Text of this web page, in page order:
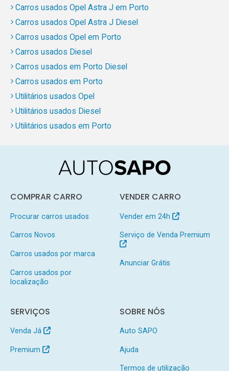
Carros usados Opel Astra J em Porto
Carros usados Opel Astra J Diesel
Carros usados Opel em Porto
Carros usados Diesel
Carros usados em Porto Diesel
Carros usados em Porto
Utilitários usados Opel
Utilitários usados Diesel
Utilitários usados em Porto
COMPRAR CARRO
Procurar carros usados
Carros Novos
Carros usados por marca
Carros usados por
localização
VENDER CARRO
Vender em 24h
Serviço de Venda Premium
Anunciar Grátis
SERVIÇOS
Venda Já
Premium
SOBRE NÓS
Auto SAPO
Ajuda
Termos de utilização